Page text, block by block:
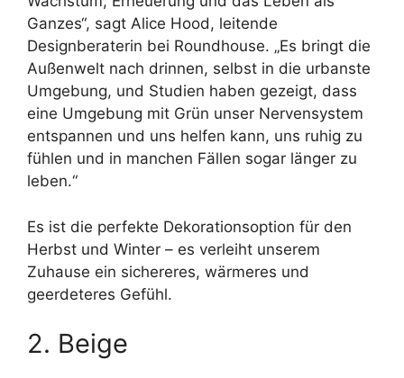
Ganzes“, sagt Alice Hood, leitende
Designberaterin bei Roundhouse. „Es bringt die
Außenwelt nach drinnen, selbst in die urbanste
Umgebung, und Studien haben gezeigt, dass
eine Umgebung mit Grün unser Nervensystem
entspannen und uns helfen kann, uns ruhig zu
fühlen und in manchen Fällen sogar länger zu
leben.“
Es ist die perfekte Dekorationsoption für den
Herbst und Winter – es verleiht unserem
Zuhause ein sichereres, wärmeres und
geerdeteres Gefühl.
2. Beige